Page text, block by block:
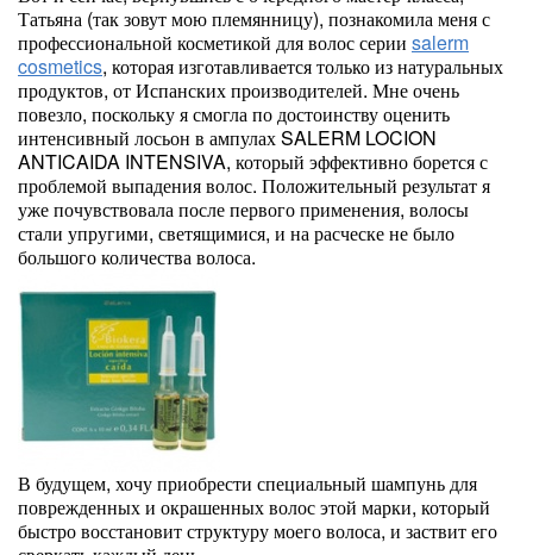
Татьяна (так зовут мою племянницу), познакомила меня с
профессиональной косметикой для волос серии salerm
cosmetics, которая изготавливается только из натуральных
продуктов, от Испанских производителей. Мне очень
повезло, поскольку я смогла по достоинству оценить
интенсивный лосьон в ампулах SALERM LOCION
ANTICAIDA INTENSIVA, который эффективно борется с
проблемой выпадения волос. Положительный результат я
уже почувствовала после первого применения, волосы
стали упругими, светящимися, и на расческе не было
большого количества волоса.
В будущем, хочу приобрести специальный шампунь для
поврежденных и окрашенных волос этой марки, который
быстро восстановит структуру моего волоса, и заствит его